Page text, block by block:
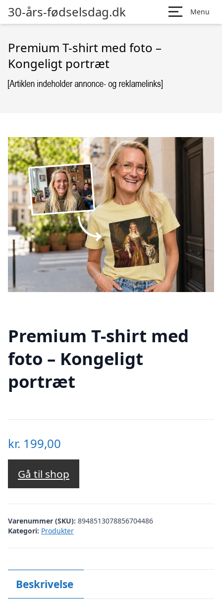
30-års-fødselsdag.dk Menu
Premium T-shirt med foto –
Kongeligt portræt
Premium T-shirt med
foto – Kongeligt
portræt
kr. 199,00
Gå til shop
Varenummer (SKU): 8948513078856704486
Kategori: Produkter
Beskrivelse